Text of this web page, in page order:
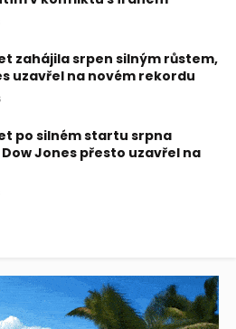
zahájila srpen silným růstem,
uzavřel na novém rekordu
po silném startu srpna
Jones přesto uzavřel na